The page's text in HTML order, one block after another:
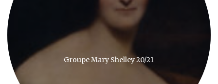
Groupe Mary Shelley 20/21